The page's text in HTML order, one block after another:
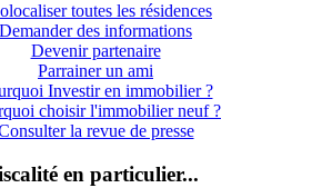
toutes les résidences
Demander des informations
Devenir partenaire
Parrainer un ami
Investir en immobilier ?
choisir l'immobilier neuf ?
la revue de presse
en particulier...